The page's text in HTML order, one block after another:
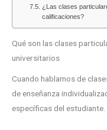
¿Las clases
calificaciones?
Qué son las clases
universitarios
Cuando hablamos de
de enseñanza
específicas del estudiante.